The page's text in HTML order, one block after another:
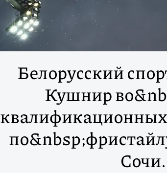
Белорусский
Кушнир
Сочи.